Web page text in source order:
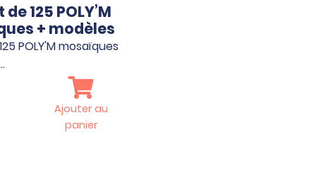
125 POLY’M
+ modèles
POLY'M mosaïques
Ajouter au
panier